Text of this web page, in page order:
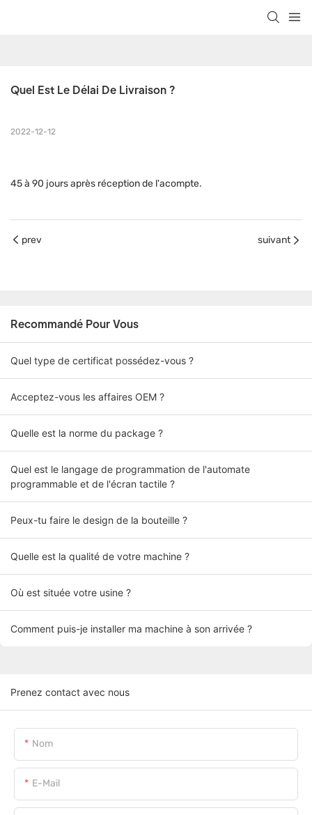
Quel Est Le Délai De Livraison ?
2022-12-12
45 à 90 jours après réception de l'acompte.
prev suivant
Recommandé Pour Vous
Quel type de certificat possédez-vous ?
Acceptez-vous les affaires OEM ?
Quelle est la norme du package ?
Quel est le langage de programmation de l'automate
programmable et de l'écran tactile ?
Peux-tu faire le design de la bouteille ?
Quelle est la qualité de votre machine ?
Où est située votre usine ?
Comment puis-je installer ma machine à son arrivée ?
Prenez contact avec nous
Nom
E-Mail